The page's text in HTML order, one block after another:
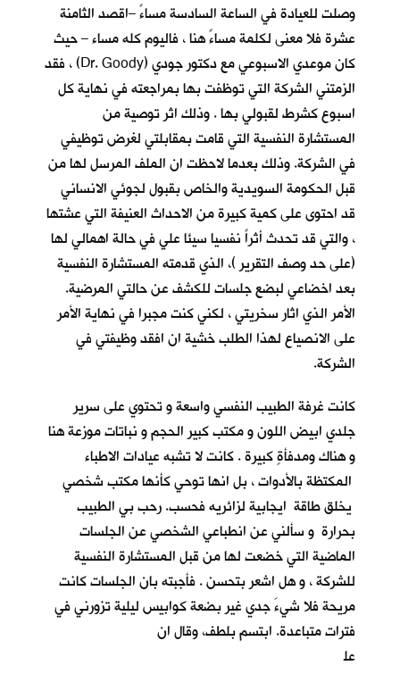
وصلت للعيادة في الساعة السادسة مساءً –اقصد الثامنة
عشرة فلا معنى لكلمة مساءً هنا ، فاليوم كله مساء – حيث
كان موعدي الاسبوعي مع دكتور جودي (Dr. Goody) ، فقد
الزمتني الشركة التي توظفت بها بمراجعته في نهاية كل
اسبوع كشرط لقبولي بها . وذلك اثر توصية من
المستشارة النفسية التي قامت بمقابلتي لغرض توظيفي
في الشركة. وذلك بعدما لاحظت ان الملف المرسل لها من
قبل الحكومة السويدية والخاص بقبول لجوئي الانساني
قد احتوى على كمية كبيرة من الاحداث العنيفة التي عشتها
، والتي قد تحدث أثراً نفسيا سيئا علي في حالة اهمالي لها
(على حد وصف التقرير )، الذي قدمته المستشارة النفسية
بعد اخضاعي لبضع جلسات للكشف عن حالتي المرضية.
الأمر الذي اثار سخريتي ، لكني كنت مجبرا في نهاية الأمر
على الانصياع لهذا الطلب خشية ان افقد وظيفتي في
الشركة.
كانت غرفة الطبيب النفسي واسعة و تحتوي على سرير
جلدي ابيض اللون و مكتب كبير الحجم و نباتات موزعة هنا
و هناك ومدفأةٍ كبيرة . كانت لا تشبه عيادات الاطباء
المكتظة بالأدوات ، بل انها توحي كأنها مكتب شخصي
يخلق طاقة ايجابية لزائريه فحسب. رحب بي الطبيب
بحرارة و سألني عن انطباعي الشخصي عن الجلسات
الماضية التي خضعت لها من قبل المستشارة النفسية
للشركة ، و هل اشعر بتحسن . فأجبته بان الجلسات كانت
مريحة فلا شيءَ جدي غير بضعة كوابيس ليلية تزورني في
فترات متباعدة. ابتسم بلطف، وقال ان
عل